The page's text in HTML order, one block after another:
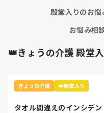
参考にならないかもです
気持ち少し暑さがマシな
殿堂入りのお
お悩み相
👑きょうの介護 殿堂
きょうの介護 👑殿堂入り
タオル間違えのインシデン